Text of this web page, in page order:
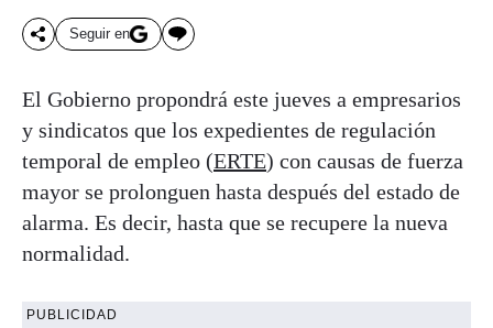
Seguir en
El Gobierno propondrá este jueves a empresarios
y sindicatos que los expedientes de regulación
temporal de empleo (ERTE) con causas de fuerza
mayor se prolonguen hasta después del estado de
alarma. Es decir, hasta que se recupere la nueva
normalidad.
PUBLICIDAD